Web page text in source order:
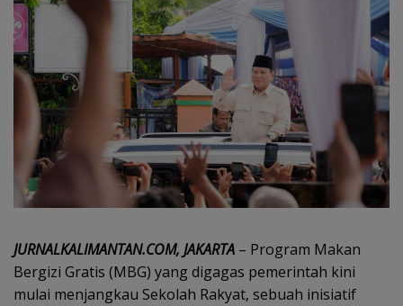
JURNALKALIMANTAN.COM, JAKARTA – Program Makan
Bergizi Gratis (MBG) yang digagas pemerintah kini
mulai menjangkau Sekolah Rakyat, sebuah inisiatif